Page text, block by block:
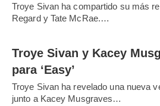
Troye Sivan ha compartido su más
Regard y Tate McRae.…
Troye Sivan y Kacey
para ‘Easy’
Troye Sivan ha revelado una nueva
junto a Kacey Musgraves…